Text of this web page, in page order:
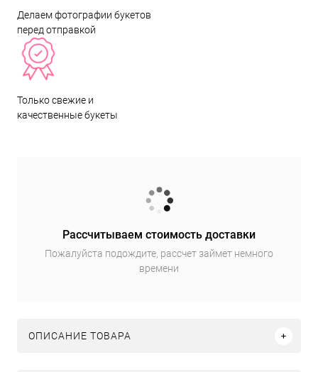
Делаем фотографии букетов
перед отправкой
Только свежие и
качественные букеты
Рассчитываем стоимость доставки
Пожалуйста подождите, рассчет займет немного
времени
ОПИСАНИЕ ТОВАРА